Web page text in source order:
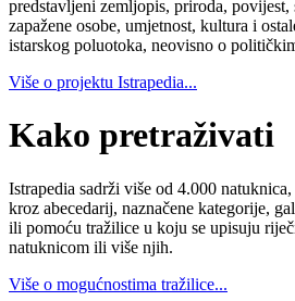
predstavljeni zemljopis, priroda, povijest,
zapažene osobe, umjetnost, kultura i
istarskog poluotoka, neovisno o
Više o projektu Istrapedia...
Kako pretraživati
Istrapedia sadrži više od 4.000
kroz abecedarij, naznačene kategorije,
ili pomoću tražilice u koju se upisuju
natuknicom ili više njih.
Više o mogućnostima tražilice...